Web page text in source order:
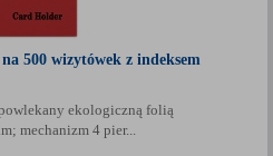
500 wizytówek z indeksem
ekologiczną folią
mechanizm 4 pier...